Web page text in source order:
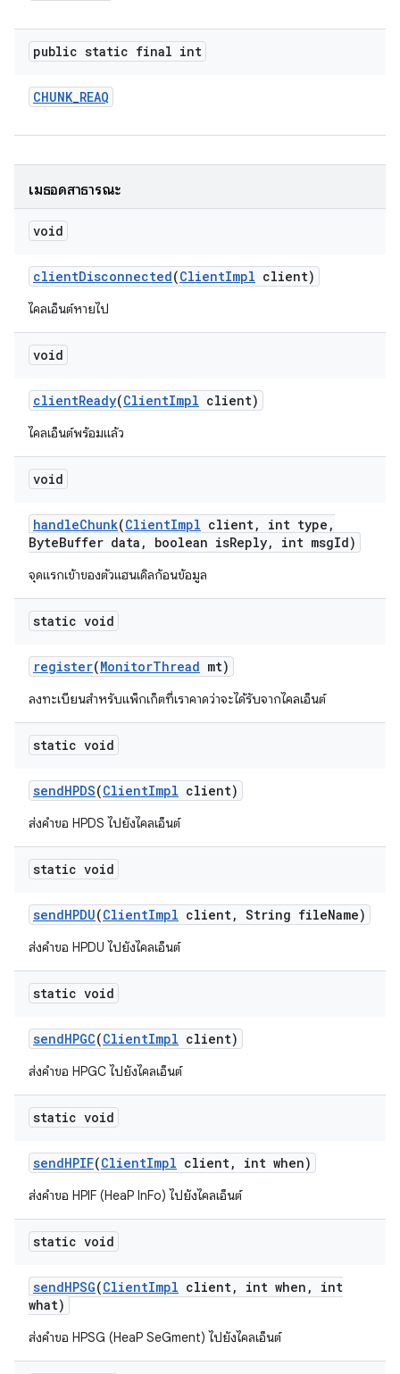
public static final int
CHUNK_REAQ
เมธอดสาธารณะ
void
clientDisconnected(ClientImpl client)
ไคลเอ็นต์หายไป
void
clientReady(ClientImpl client)
ไคลเอ็นต์พร้อมแล้ว
void
handleChunk(ClientImpl client, int type ,
ByteBuffer data , boolean isReply, int msgId)
จุดแรกเข้าของตัวแฮนเดิลก้อนข้อมูล
static void
register(MonitorThread mt)
ลงทะเบียนสำหรับแพ็กเก็ตที่เราคาดว่าจะได้รับจากไคลเอ็นต์
static void
sendHPDS(ClientImpl client)
ส่งคำขอ HPDS ไปยังไคลเอ็นต์
static void
sendHPDU(ClientImpl client, String fileName)
ส่งคำขอ HPDU ไปยังไคลเอ็นต์
static void
sendHPGC(ClientImpl client)
ส่งคำขอ HPGC ไปยังไคลเอ็นต์
static void
sendHPIF(ClientImpl client, int when)
ส่งคำขอ HPIF (HeaP InFo) ไปยังไคลเอ็นต์
static void
sendHPSG(ClientImpl client, int when ,
int
what)
ส่งคำขอ HPSG (HeaP SeGment) ไปยังไคลเอ็นต์